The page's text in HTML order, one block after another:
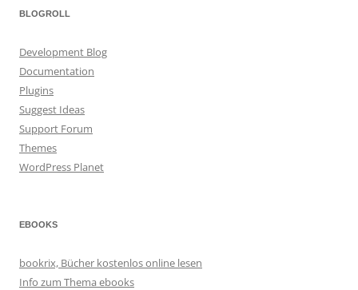
BLOGROLL
Development Blog
Documentation
Plugins
Suggest Ideas
Support Forum
Themes
WordPress Planet
EBOOKS
bookrix, Bücher kostenlos online lesen
Info zum Thema ebooks